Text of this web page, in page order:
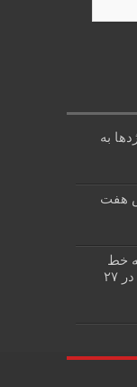
به
هفت
خط
الراس بینالود تا شیرباد در ۲۷